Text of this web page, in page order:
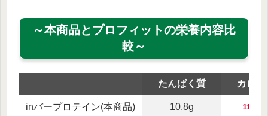
～本商品とプロフィットの栄養内容比
較～
たんぱく質 カロリ
inバープロテイン(本商品) 10.8g